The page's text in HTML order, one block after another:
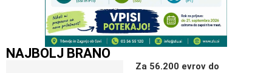
NAJBOLJ BRANO
Za 56.200 evrov do